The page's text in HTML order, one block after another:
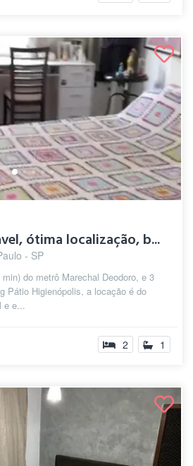
ótima localização, b...
- SP
do metrô Marechal Deodoro, e 3
Pátio Higienópolis, a locação é do
e e...
2 1